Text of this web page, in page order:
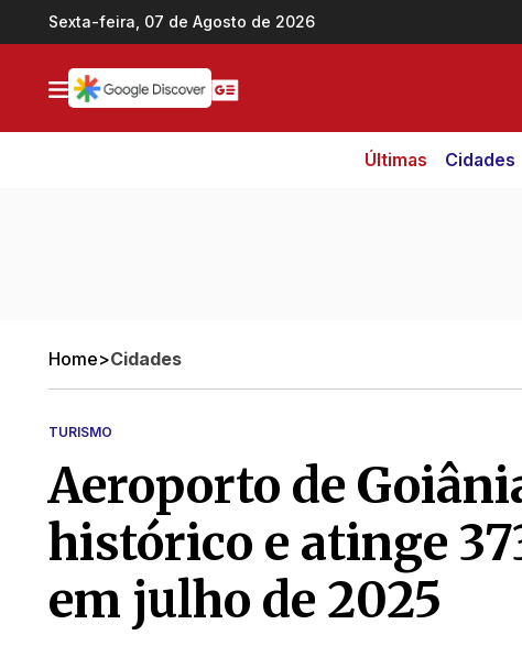
Ir direto pro conteúdo
Sexta-feira, 07 de Agosto de 2026
Últimas Cidades
Home>Cidades
TURISMO
Aeroporto de
histórico e atinge
em julho de 2025